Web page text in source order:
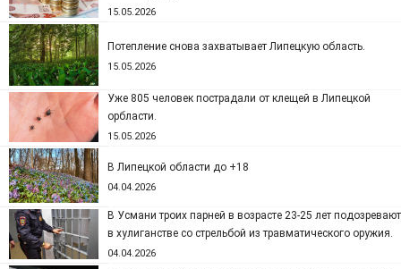
15.05.2026
Потепление снова захватывает Липецкую область.
15.05.2026
Уже 805 человек пострадали от клещей в Липецкой
орбласти.
15.05.2026
В Липецкой области до +18
04.04.2026
В Усмани троих парней в возрасте 23-25 лет подозревают
в хулиганстве со стрельбой из травматического оружия.
04.04.2026